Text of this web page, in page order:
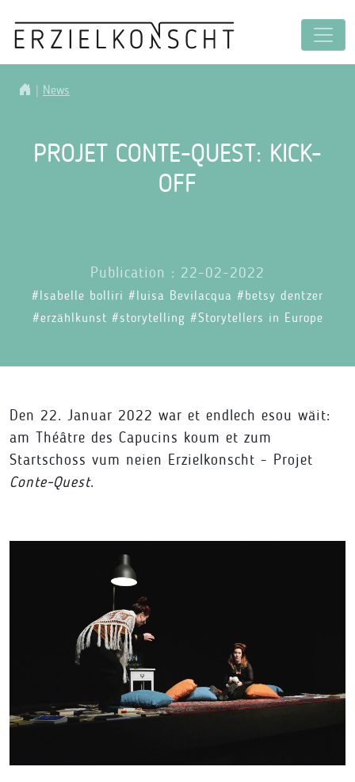
News
PROJET CONTE-QUEST: KICK-
OFF
Publication : 22-02-2022
#Isabelle bolliri #luisa Bevilacqua #betsy dentzer
#erzählkunst #storytelling #Storytellers in Europe
Den 22. Januar 2022 war et endlech esou wäit:
am Théâtre des Capucins koum et zum
Startschoss vum neien Erzielkonscht - Projet
Conte-Quest.